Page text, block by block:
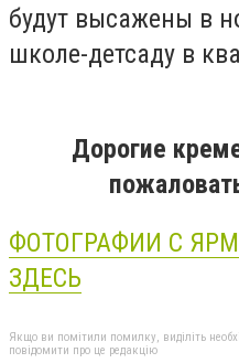
будут высажены в
школе-детсаду в
Дорогие
ФОТОГРАФИИ С
ЗДЕСЬ
Якщо ви помітили помилку, виділіть
повідомити про це редакцію